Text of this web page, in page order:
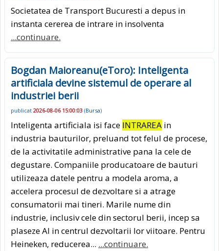
Societatea de Transport Bucuresti a depus in
instanta cererea de intrare in insolventa
...continuare.
Bogdan Maioreanu(eToro): Inteligenta
artificiala devine sistemul de operare al
industriei berii
publicat 2026-08-06 15:00:03 (Bursa)
Inteligenta artificiala isi face INTRAREA in
industria bauturilor, preluand tot felul de procese,
de la activitatile administrative pana la cele de
degustare. Companiile producatoare de bauturi
utilizeaza datele pentru a modela aroma, a
accelera procesul de dezvoltare si a atrage
consumatorii mai tineri. Marile nume din
industrie, inclusiv cele din sectorul berii, incep sa
plaseze AI in centrul dezvoltarii lor viitoare. Pentru
Heineken, reducerea... ...continuare.